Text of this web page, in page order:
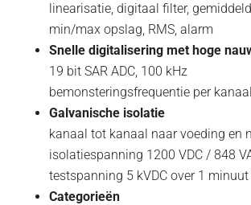
linearisatie, digitaal filter,
min/max opslag, RMS, alarm
Snelle digitalisering met hoge
19 bit SAR ADC, 100 kHz
bemonsteringsfrequentie per kanaal
Galvanische isolatie
kanaal tot kanaal naar voeding en
isolatiespanning 1200 VDC / 848
testspanning 5 kVDC over 1 minuut
Categorieën